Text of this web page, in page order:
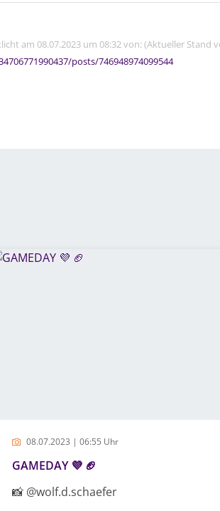
am 08.07.2023 um 08:32 von: (Aktueller Stand
posts/746948974099544
08.07.2023 | 06:55 Uhr
GAMEDAY 💜 🏈
📸 @wolf.d.schaefer